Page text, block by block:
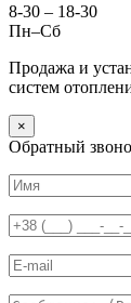
8-30 – 18-30
Пн–Сб
Продажа и
систем
×
Обратный